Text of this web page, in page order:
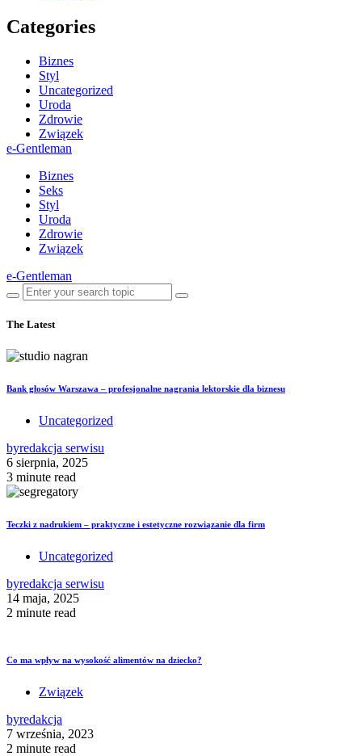
Categories
Biznes
Styl
Uncategorized
Uroda
Zdrowie
Związek
e-Gentleman
Biznes
Seks
Styl
Uroda
Zdrowie
Związek
e-Gentleman
The Latest
Bank głosów Warszawa – profesjonalne nagrania lektorskie dla biznesu
Uncategorized
byredakcja serwisu
6 sierpnia, 2025
3 minute read
Teczki z nadrukiem – praktyczne i estetyczne rozwiązanie dla firm
Uncategorized
byredakcja serwisu
14 maja, 2025
2 minute read
Co ma wpływ na wysokość alimentów na dziecko?
Związek
byredakcja
7 września, 2023
2 minute read